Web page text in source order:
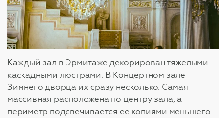
Каждый зал в Эрмитаже декорирован тяжелыми
каскадными люстрами. В Концертном зале
Зимнего дворца их сразу несколько. Самая
массивная расположена по центру зала, а
периметр подсвечивается ее копиями меньшего